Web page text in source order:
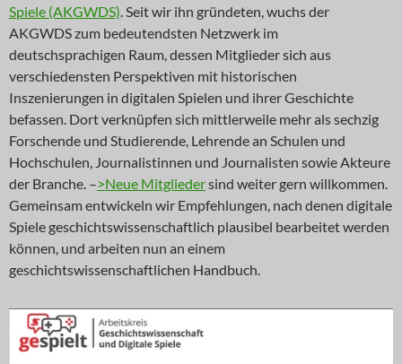
Spiele (AKGWDS). Seit wir ihn gründeten, wuchs der
AKGWDS zum bedeutendsten Netzwerk im
deutschsprachigen Raum, dessen Mitglieder sich aus
verschiedensten Perspektiven mit historischen
Inszenierungen in digitalen Spielen und ihrer Geschichte
befassen. Dort verknüpfen sich mittlerweile mehr als sechzig
Forschende und Studierende, Lehrende an Schulen und
Hochschulen, Journalistinnen und Journalisten sowie Akteure
der Branche. –>Neue Mitgliedersind weiter gern willkommen.
Gemeinsam entwickeln wir Empfehlungen, nach denen digitale
Spiele geschichtswissenschaftlich plausibel bearbeitet werden
können, und arbeiten nun an einem
geschichtswissenschaftlichen Handbuch.